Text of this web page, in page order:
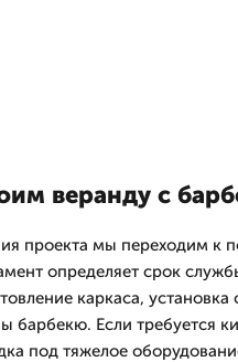
веранду с
проекта мы переходим к
определяет срок
каркаса,
барбекю. Если требуется
под тяжелое